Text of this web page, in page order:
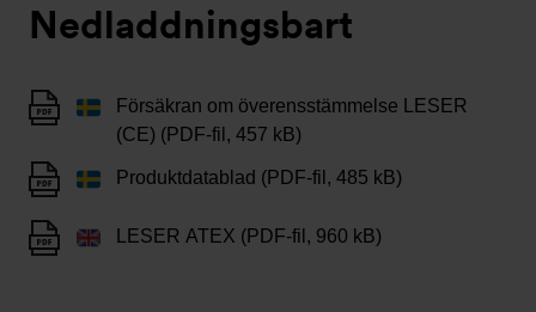
Nedladdningsbart
Försäkran om överensstämmelse LESER
(CE) (PDF-fil, 457 kB)
Produktdatablad (PDF-fil, 485 kB)
LESER ATEX (PDF-fil, 960 kB)